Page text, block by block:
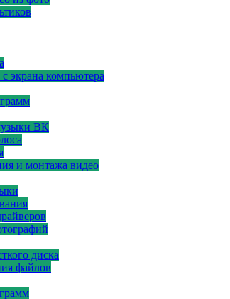
экрана компьютера
ВК
и монтажа видео
диска
файлов